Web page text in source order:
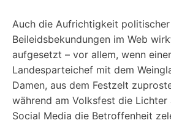
Auch die Aufrichtigkeit politischer
Beileidsbekundungen im Web
aufgesetzt – vor allem, wenn
Landesparteichef mit dem
Damen, aus dem Festzelt
während am Volksfest die Lichter
Social Media die Betroffenheit